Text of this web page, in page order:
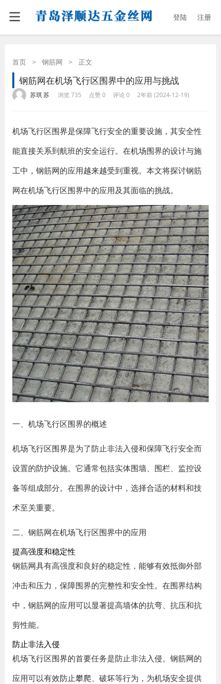
登陆 注册
首页 > 钢筋网 > 正文
钢筋网在机场飞行区围界中的应用与挑战
苏琪 苏 浏览 735 点赞 0 评论 0 2年前 (2024-12-19)
机场飞行区围界是保障飞行安全的重要设施，其安全性
能直接关系到航班的安全运行。在机场围界的设计与施
工中，钢筋网的应用越来越受到重视。本文将探讨钢筋
网在机场飞行区围界中的应用及其面临的挑战。
一、机场飞行区围界的概述
机场飞行区围界是为了防止非法入侵和保障飞行安全而
设置的防护设施。它通常包括实体围墙、围栏、监控设
备等组成部分。在围界的设计中，选择合适的材料和技
术至关重要。
二、钢筋网在机场飞行区围界中的应用
提高强度和稳定性
钢筋网具有高强度和良好的稳定性，能够有效抵御外部
冲击和压力，保障围界的完整性和安全性。在围界结构
中，钢筋网的应用可以显著提高墙体的抗弯、抗压和抗
剪性能。
防止非法入侵
机场飞行区围界的首要任务是防止非法入侵。钢筋网的
应用可以有效防止攀爬、破坏等行为，为机场安全提供